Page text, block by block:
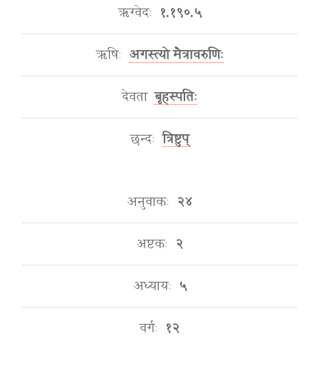
ऋग्वेदः १.१९०.५
ऋषिः अगस्त्यो मैत्रावरुणिः
देवता बृहस्पतिः
छन्दः त्रिष्टुप्
अनुवाकः २४
अष्टकः २
अध्यायः ५
वर्गः १२